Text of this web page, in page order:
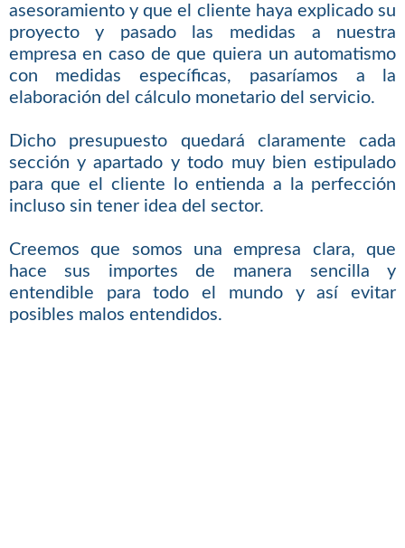
asesoramiento y que el cliente haya explicado su
proyecto y pasado las medidas a nuestra
empresa en caso de que quiera un automatismo
con medidas específicas, pasaríamos a la
elaboración del cálculo monetario del servicio.
Dicho presupuesto quedará claramente cada
sección y apartado y todo muy bien estipulado
para que el cliente lo entienda a la perfección
incluso sin tener idea del sector.
Creemos que somos una empresa clara, que
hace sus importes de manera sencilla y
entendible para todo el mundo y así evitar
posibles malos entendidos.